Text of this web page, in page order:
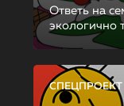
Ответь на
экологично
СПЕЦПРОЕКТ